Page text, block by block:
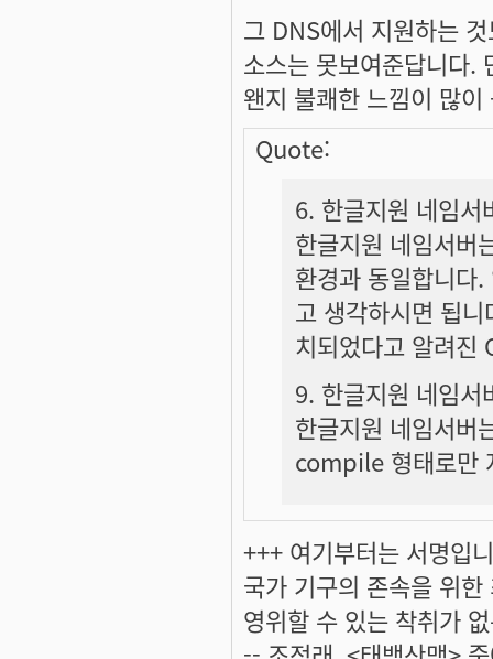
그 DNS에서 지원하는
소스는 못보여준답니다.
왠지 불쾌한 느낌이 많이
Quote:
6. 한글지원 네임서
한글지원 네임서버
환경과 동일합니다
고 생각하시면 됩
치되었다고 알려진
9. 한글지원 네임서
한글지원 네임서버
compile 형태로만
+++ 여기부터는 서명입
국가 기구의 존속을 위
영위할 수 있는 착취가